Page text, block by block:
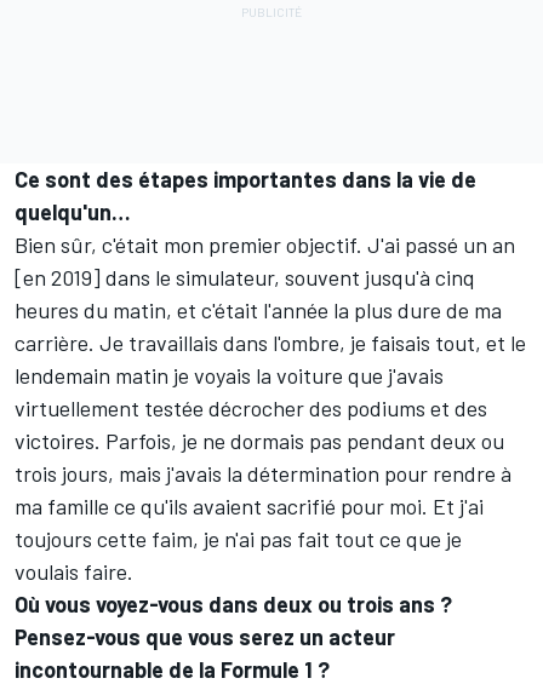
Ce sont des étapes importantes dans la vie de
quelqu'un…
Bien sûr, c'était mon premier objectif. J'ai passé un an
[en 2019] dans le simulateur, souvent jusqu'à cinq
heures du matin, et c'était l'année la plus dure de ma
carrière. Je travaillais dans l'ombre, je faisais tout, et le
lendemain matin je voyais la voiture que j'avais
virtuellement testée décrocher des podiums et des
victoires. Parfois, je ne dormais pas pendant deux ou
trois jours, mais j'avais la détermination pour rendre à
ma famille ce qu'ils avaient sacrifié pour moi. Et j'ai
toujours cette faim, je n'ai pas fait tout ce que je
voulais faire.
Où vous voyez-vous dans deux ou trois ans ?
Pensez-vous que vous serez un acteur
incontournable de la Formule 1 ?